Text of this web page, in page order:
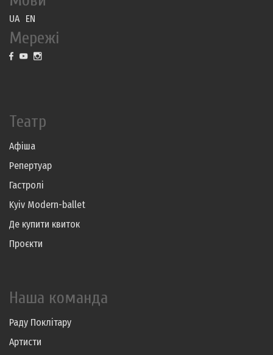
UA EN
Мережі
Театр
Афіша
Репертуар
Гастролі
Kyiv Modern-ballet
Де купити квиток
Проєкти
Наша команда
Раду Поклітару
Артисти